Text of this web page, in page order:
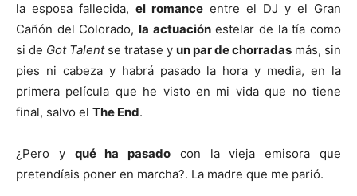
la esposa fallecida, el romance entre el DJ y el Gran
Cañón del Colorado, la actuaciónestelar de la tía como
si de Got Talentse tratase y un par de chorradas más, sin
pies ni cabeza y habrá pasado la hora y media, en la
primera película que he visto en mi vida que no tiene
final, salvo el The End.
¿Pero y qué ha pasado con la vieja emisora que
pretendíais poner en marcha?. La madre que me parió.